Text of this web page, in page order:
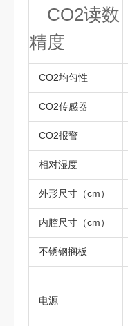
CO2读数
精度
CO2均匀性
CO2传感器
CO2报警
相对湿度
外形尺寸（cm）
内腔尺寸（cm）
不锈钢搁板
电源